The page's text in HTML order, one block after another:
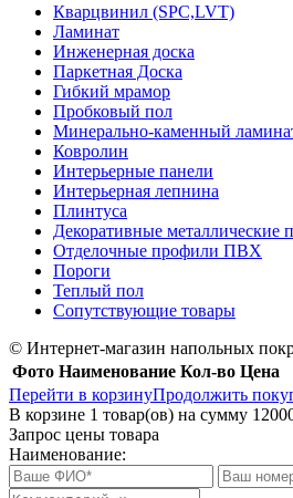
Кварцвинил (SPC,LVT)
Ламинат
Инженерная доска
Паркетная Доска
Гибкий мрамор
Пробковый пол
Минерально-каменный
Ковролин
Интерьерные панели
Интерьерная лепнина
Плинтуса
Декоративные металлические
Отделочные профили ПВХ
Пороги
Теплый пол
Сопутствующие товары
© Интернет-магазин напольных
Фото Наименование Кол-во Цена
Перейти в корзинуПродолжить
В корзине 1 товар(ов) на сумму
Запрос цены товара
Наименование: